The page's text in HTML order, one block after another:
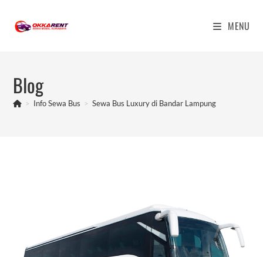
content
MENU
Blog
> Info Sewa Bus > Sewa Bus Luxury di Bandar Lampung